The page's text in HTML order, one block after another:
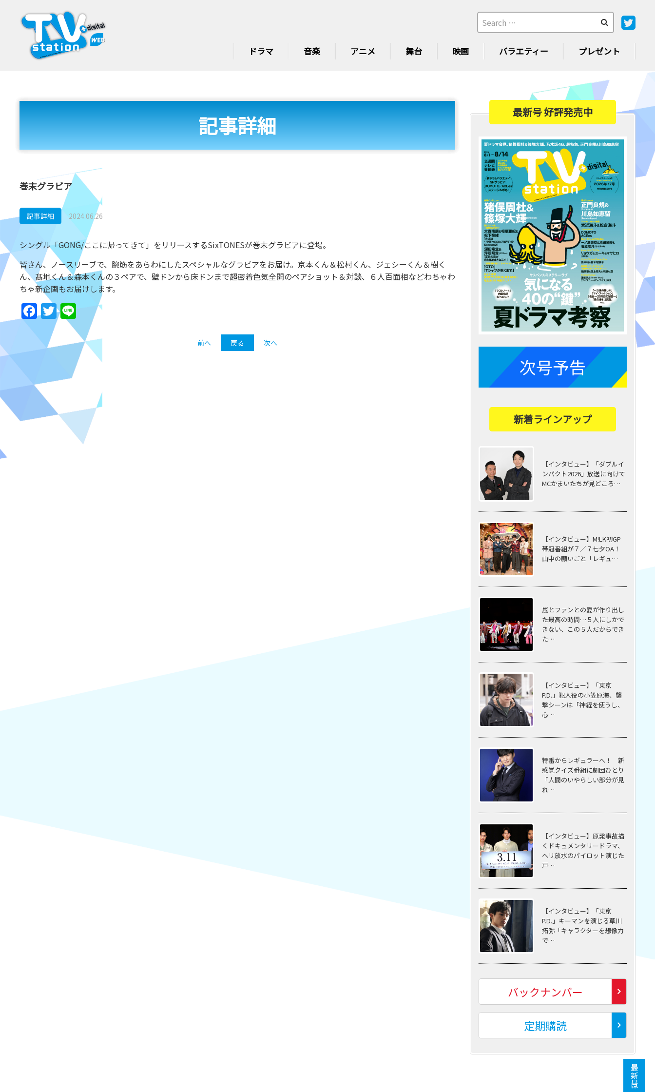
ドラマ 音楽 アニメ 舞台 映画 バラエティー プレゼント
記事詳細
巻末グラビア
記事詳細 2024.06.26
シングル「GONG/ここに帰ってきて」をリリースするSixTONESが巻末グラビアに登場。
皆さん、ノースリーブで、腕筋をあらわにしたスペシャルなグラビアをお届け。京本くん＆松村くん、ジェシーくん＆樹く
ん、髙地くん＆森本くんの３ペアで、壁ドンから床ドンまで超密着色気全開のペアショット＆対談、６人百面相などわちゃわ
ちゃ新企画もお届けします。
Facebook
Twitter
Line
前へ 戻る 次へ
最新号 好評発売中
次号予告
新着ラインアップ
【インタビュー】「ダブルイ
ンパクト2026」放送に向けて
MCかまいたちが見どころ…
【インタビュー】M!LK初GP
帯冠番組が７／７七夕OA！
山中の願いごと「レギュ…
嵐とファンとの愛が作り出し
た最高の時間…５⼈にしかで
きない、この５⼈だからでき
た…
【インタビュー】「東京
P.D.」犯人役の小笠原海、襲
撃シーンは「神経を使うし、
心…
特番からレギュラーへ！ 新
感覚クイズ番組に劇団ひとり
「人間のいやらしい部分が見
れ…
【インタビュー】原発事故描
くドキュメンタリードラマ、
ヘリ放水のパイロット演じた
戸…
【インタビュー】「東京
P.D.」キーマンを演じる草川
拓弥「キャラクターを想像力
で…
バックナンバー
定期購読